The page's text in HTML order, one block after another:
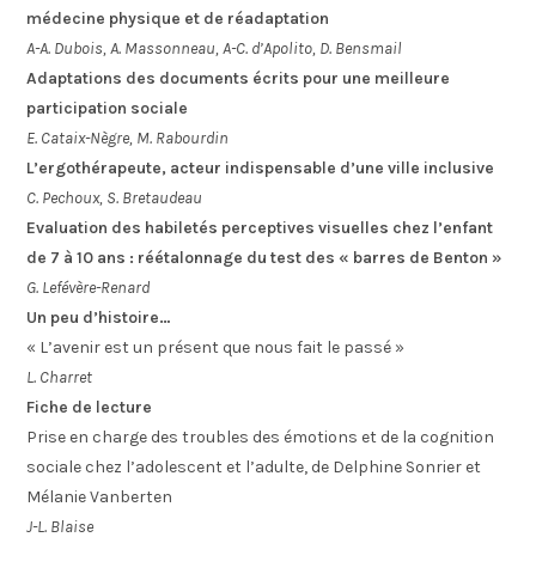
médecine physique et de réadaptation
A-A. Dubois, A. Massonneau, A-C. d’Apolito, D. Bensmail
Adaptations des documents écrits pour une meilleure
participation sociale
E. Cataix-Nègre, M. Rabourdin
L’ergothérapeute, acteur indispensable d’une ville inclusive
C. Pechoux, S. Bretaudeau
Evaluation des habiletés perceptives visuelles chez l’enfant
de 7 à 10 ans : réétalonnage du test des « barres de Benton »
G. Lefévère-Renard
Un peu d’histoire…
« L’avenir est un présent que nous fait le passé »
L. Charret
Fiche de lecture
Prise en charge des troubles des émotions et de la cognition
sociale chez l’adolescent et l’adulte, de Delphine Sonrier et
Mélanie Vanberten
J-L. Blaise